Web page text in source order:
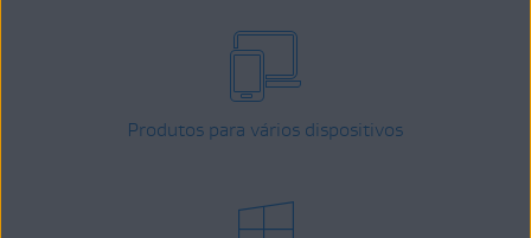
Produtos para vários dispositivos